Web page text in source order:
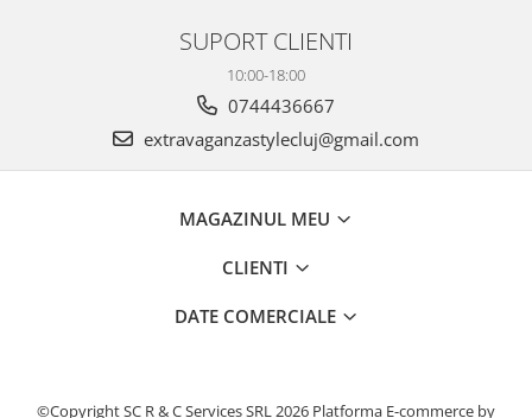
SUPORT CLIENTI
10:00-18:00
0744436667
extravaganzastylecluj@gmail.com
MAGAZINUL MEU
CLIENTI
DATE COMERCIALE
©Copyright SC R & C Services SRL 2026 Platforma E-commerce by